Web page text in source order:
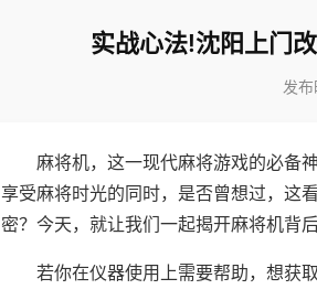
实战心法!沈阳上门
发
麻将机，这一现代麻将游戏的必备
享受麻将时光的同时，是否曾想过，这
密？今天，就让我们一起揭开麻将机背
若你在仪器使用上需要帮助，想获